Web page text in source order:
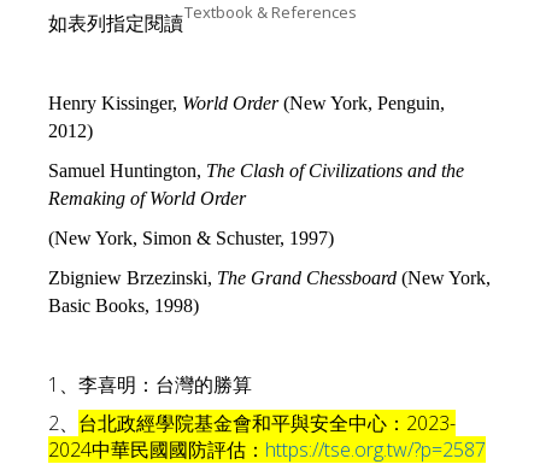
Textbook & References
如表列指定閱讀
Henry Kissinger, World Order(New York, Penguin,
2012)
Samuel Huntington, The Clash of Civilizations and the
Remaking of World Order
(New York, Simon & Schuster, 1997)
Zbigniew Brzezinski, The Grand Chessboard (New York,
Basic Books, 1998)
1 、李喜明：台灣的勝算
2、 台北政經學院基金會和平與安全中心：2023-
2024中華民國國防評估： https://tse.org.tw/?p=2587